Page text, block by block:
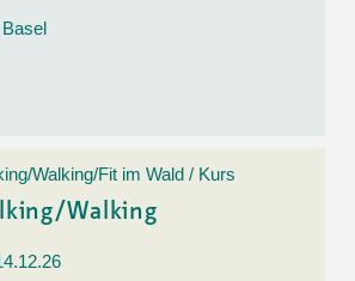
Walking/Fit im Wald / Kurs
Walking